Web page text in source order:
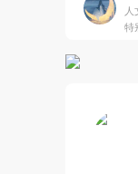
人
特